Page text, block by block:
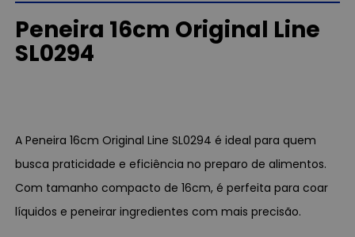
Peneira 16cm Original Line
SL0294
A Peneira 16cm Original Line SL0294 é ideal para quem
busca praticidade e eficiência no preparo de alimentos.
Com tamanho compacto de 16cm, é perfeita para coar
líquidos e peneirar ingredientes com mais precisão.